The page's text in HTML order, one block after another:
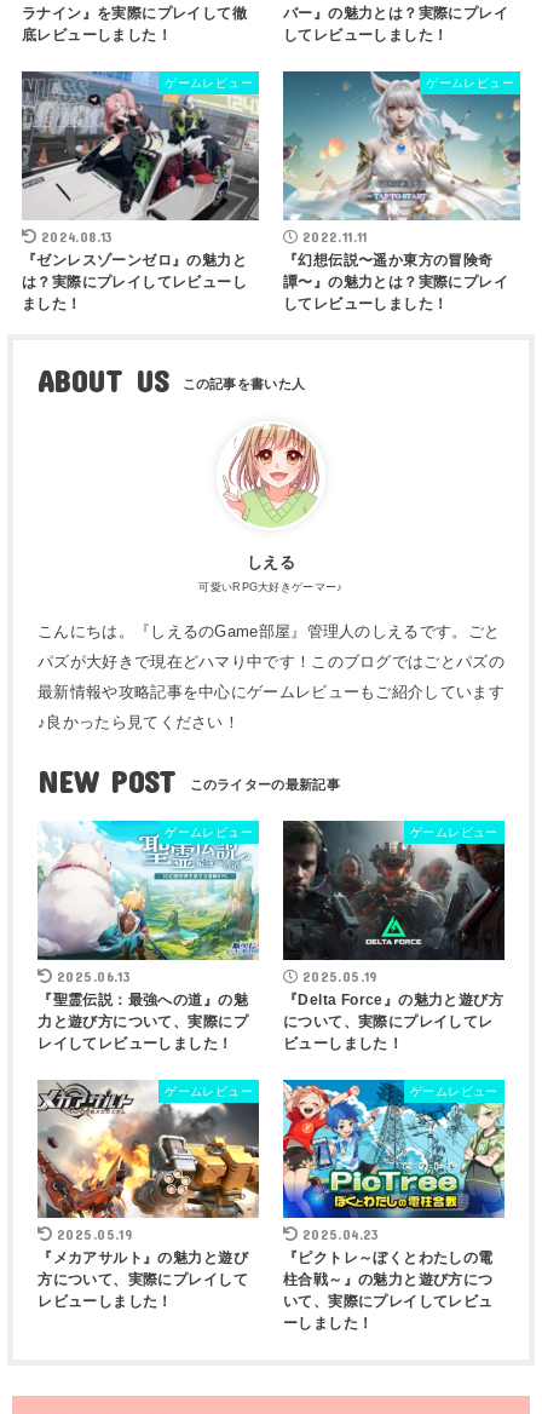
ラナイン』を実際にプレイして徹
底レビューしました！
バー』の魅力とは？実際にプレイ
してレビューしました！
ゲームレビュー
2024.08.13
『ゼンレスゾーンゼロ』の魅力と
は？実際にプレイしてレビューし
ました！
ゲームレビュー
2022.11.11
『幻想伝説〜遥か東方の冒険奇
譚〜』の魅力とは？実際にプレイ
してレビューしました！
ABOUT US
しえる
可愛いRPG大好きゲーマー♪
こんにちは。『しえるのGame部屋』管理人のしえるです。ごと
パズが大好きで現在どハマり中です！このブログではごとパズの
最新情報や攻略記事を中心にゲームレビューもご紹介しています
♪良かったら見てください！
NEW POST
ゲームレビュー
2025.06.13
『聖霊伝説：最強への道』の魅
力と遊び方について、実際にプ
レイしてレビューしました！
ゲームレビュー
2025.05.19
『Delta Force』の魅力と遊び方
について、実際にプレイしてレ
ビューしました！
ゲームレビュー
2025.05.19
『メカアサルト』の魅力と遊び
方について、実際にプレイして
レビューしました！
ゲームレビュー
2025.04.23
『ピクトレ～ぼくとわたしの電
柱合戦～』の魅力と遊び方につ
いて、実際にプレイしてレビュ
ーしました！